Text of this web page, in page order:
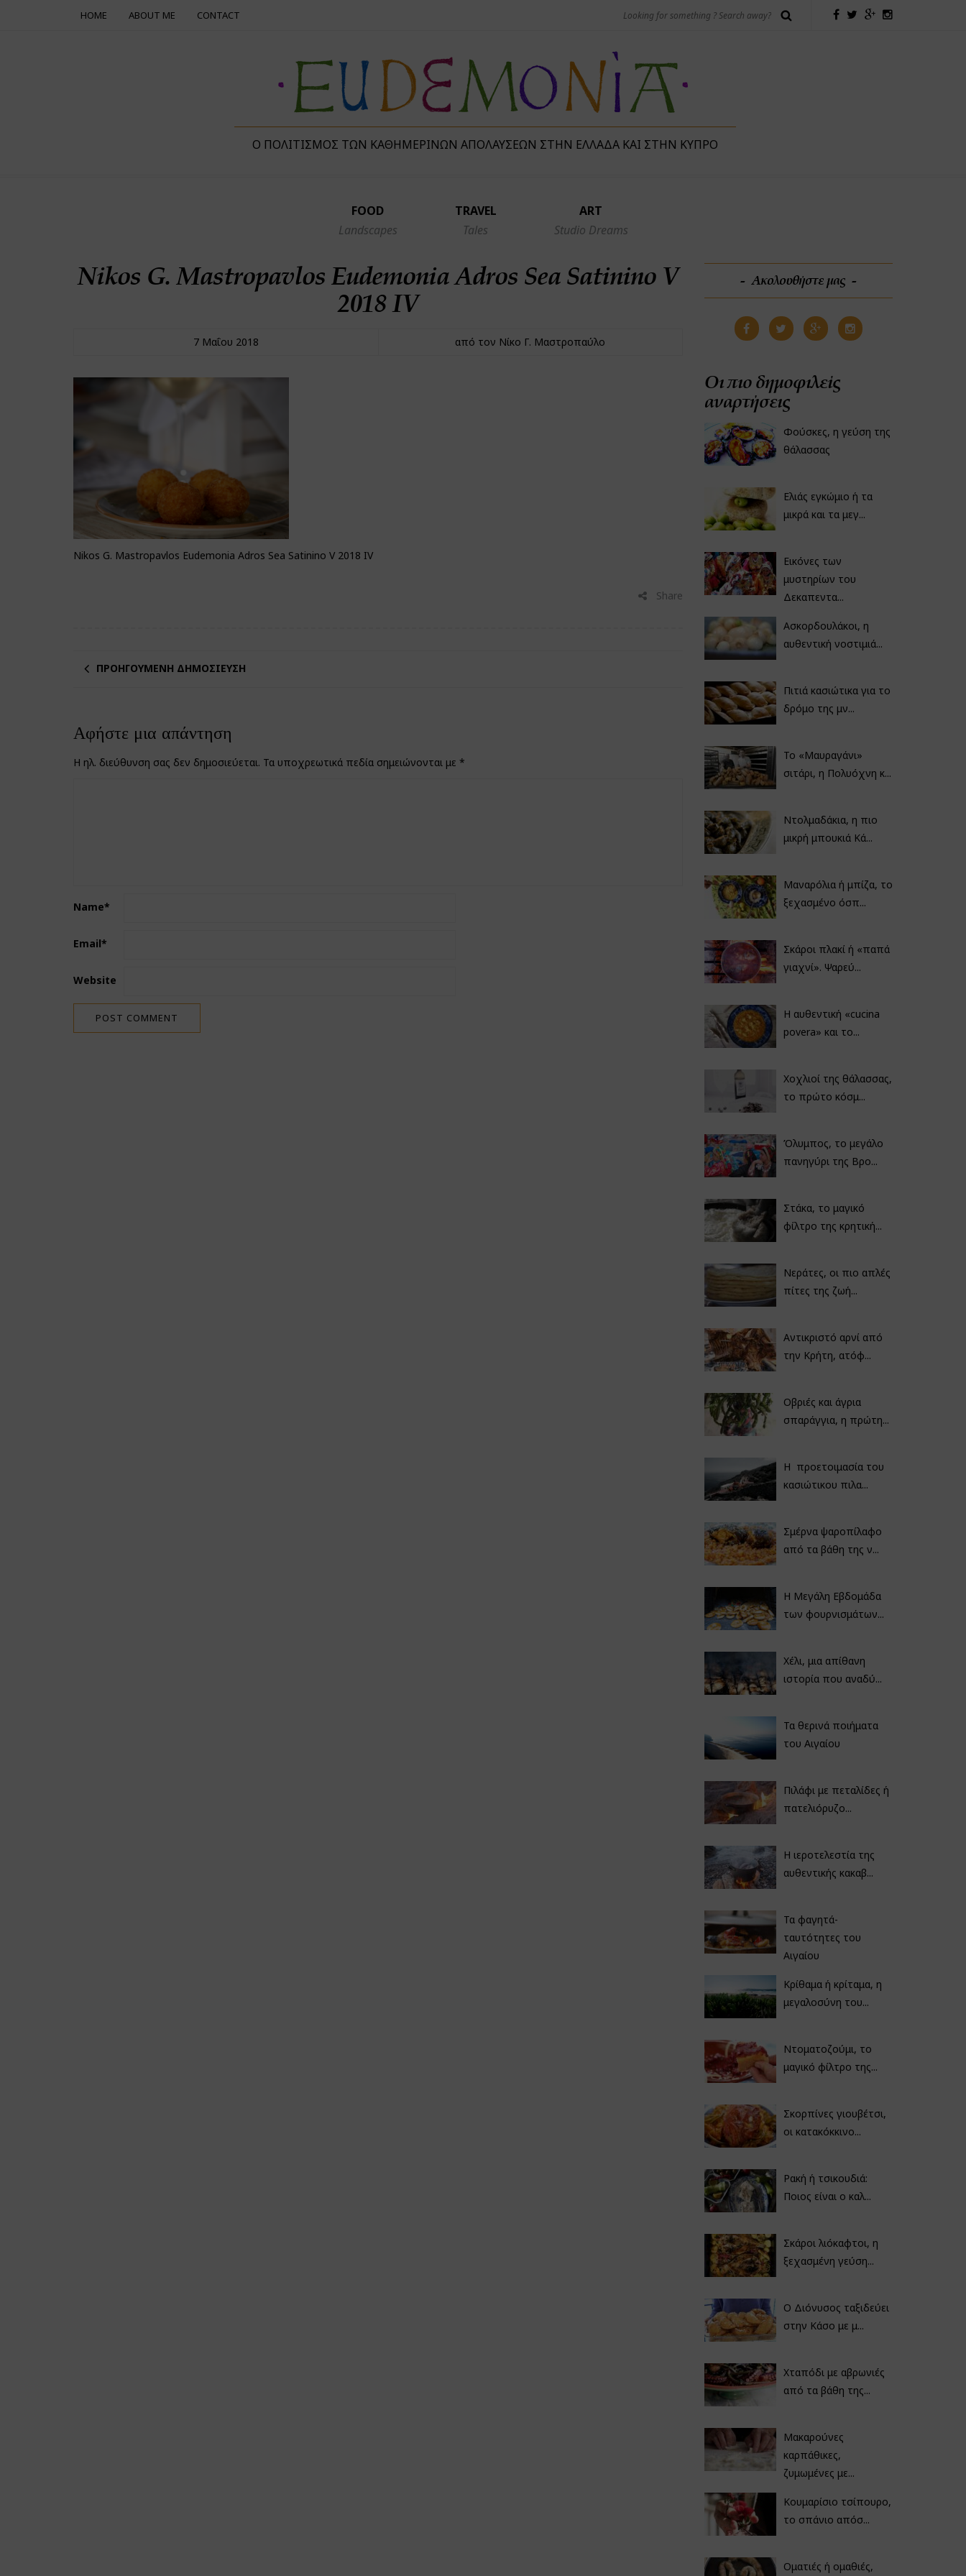
HOME ABOUT ME CONTACT
Ο ΠΟΛΙΤΙΣΜΌΣ ΤΩΝ ΚΑΘΗΜΕΡΙΝΏΝ ΑΠΟΛΑΎΣΕΩΝ ΣΤΗΝ ΕΛΛΆΔΑ ΚΑΙ ΣΤΗΝ ΚΎΠΡΟ
FOOD
Landscapes
TRAVEL
Tales
ART
Studio Dreams
Nikos G. Mastropavlos Eudemonia Adros Sea Satinino V
2018 IV
7 Μαΐου 2018 από τον Νίκο Γ. Μαστροπαύλο
Nikos G. Mastropavlos Eudemonia Adros Sea Satinino V 2018 IV
Share
ΠΡΟΗΓΟΎΜΕΝΗ ΔΗΜΟΣΊΕΥΣΗ
Αφήστε μια απάντηση
Η ηλ. διεύθυνση σας δεν δημοσιεύεται. Τα υποχρεωτικά πεδία σημειώνονται με *
Name*
Email*
Website
Ακολουθήστε μας
Οι πιο δημοφιλείς
αναρτήσεις
Φούσκες, η γεύση της
θάλασσας
Ελιάς εγκώμιο ή τα
μικρά και τα μεγ...
Εικόνες των
μυστηρίων του
Δεκαπεντα...
Ασκορδουλάκοι, η
αυθεντική νοστιμιά...
Πιτιά κασιώτικα για το
δρόμο της μν...
Το «Μαυραγάνι»
σιτάρι, η Πολυόχνη κ...
Ντολμαδάκια, η πιο
μικρή μπουκιά Κά...
Μαναρόλια ή μπίζα, το
ξεχασμένο όσπ...
Σκάροι πλακί ή «παπά
γιαχνί». Ψαρεύ...
Η αυθεντική «cucina
povera» και το...
Χοχλιοί της θάλασσας,
το πρώτο κόσμ...
Όλυμπος, το μεγάλο
πανηγύρι της Βρο...
Στάκα, το μαγικό
φίλτρο της κρητική...
Νεράτες, οι πιο απλές
πίτες της ζωή...
Αντικριστό αρνί από
την Κρήτη, ατόφ...
Οβριές και άγρια
σπαράγγια, η πρώτη...
Η προετοιμασία του
κασιώτικου πιλα...
Σμέρνα ψαροπίλαφο
από τα βάθη της ν...
Η Μεγάλη Εβδομάδα
των φουρνισμάτων...
Χέλι, μια απίθανη
ιστορία που αναδύ...
Τα θερινά ποιήματα
του Αιγαίου
Πιλάφι με πεταλίδες ή
πατελιόρυζο...
Η ιεροτελεστία της
αυθεντικής κακαβ...
Τα φαγητά-
ταυτότητες του
Αιγαίου
Κρίθαμα ή κρίταμα, η
μεγαλοσύνη του...
Ντοματοζούμι, το
μαγικό φίλτρο της...
Σκορπίνες γιουβέτσι,
οι κατακόκκινο...
Ρακή ή τσικουδιά:
Ποιος είναι ο καλ...
Σκάροι λιόκαφτοι, η
ξεχασμένη γεύση...
Ο Διόνυσος ταξιδεύει
στην Κάσο με μ...
Χταπόδι με αβρωνιές
από τα βάθη της...
Μακαρούνες
καρπάθικες,
ζυμωμένες με...
Κουμαρίσιο τσίπουρο,
το σπάνιο απόσ...
Οματιές ή ομαθιές,